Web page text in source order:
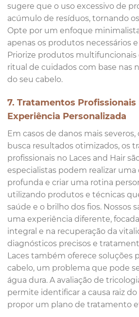
sugere que o uso excessivo de
acúmulo de resíduos, tornando
Opte por um enfoque
apenas os produtos necessários
Priorize produtos multifuncionais
ritual de cuidados com base nas
do seu cabelo.
7. Tratamentos Profissionais
Experiência Personalizada
Em casos de danos mais
busca resultados otimizados, os
profissionais no Laces and Hair
especialistas podem realizar uma
profunda e criar uma rotina
utilizando produtos e técnicas
saúde e o brilho dos fios. Nossos
uma experiência diferente,
integral e na recuperação da
diagnósticos precisos e
Laces também oferece soluções
cabelo, um problema que pode
água dura. A avaliação de
permite identificar a causa raiz
propor um plano de tratamento